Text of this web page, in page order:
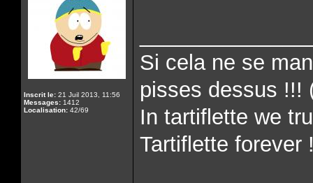
Inscrit le: 21 Juil 2013, 11:56
Messages: 1412
Localisation: 42/69
Si cela ne se
pisses dessus !!!
In tartiflette we
Tartiflette forever